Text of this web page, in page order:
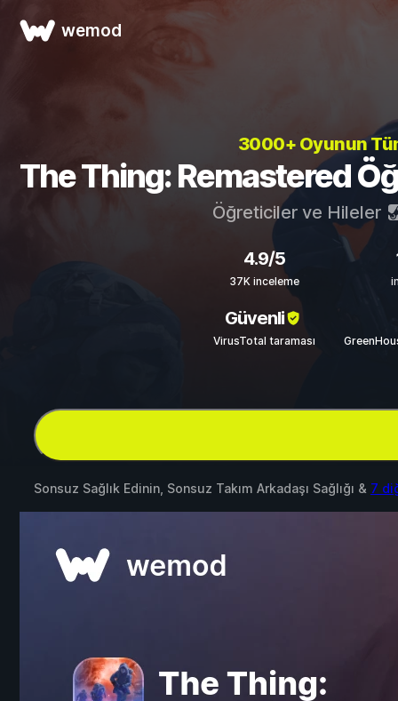
wemod
3000+ Oyunun
The Thing: Remastered
Öğreticiler ve Hileler
4.9/5
37K inceleme
Güvenli
VirusTotal taraması
Sonsuz Sağlık Edinin, Sonsuz Takım Arkadaşı Sağlığı & 7